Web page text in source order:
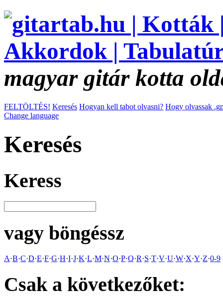
magyar gitár kotta
FELTÖLTÉS! Keresés Hogyan kell tabot olvasni? Hogy olvassak
Change language
Keresés
Keress
vagy böngéssz
A·B·C·D·E·F·G·H·I·J·K·L·M·N·O·P·Q·R·S·T·V·U·W·X·Y·Z·0-9
Csak a következőket: